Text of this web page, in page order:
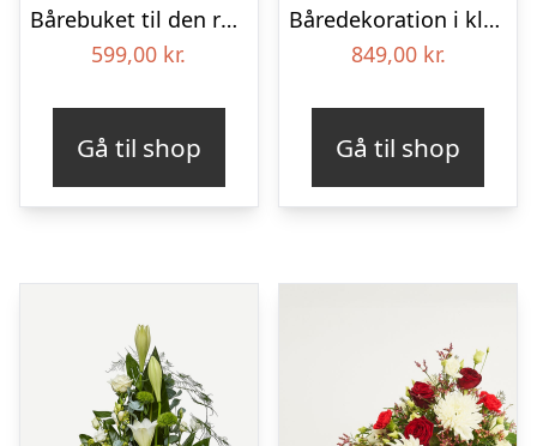
Bårebuket til den rolige afsked med bånd
599,00 kr.
Gå til shop
Båredekoration i klassisk stil – creme
849,00 kr.
Gå til shop